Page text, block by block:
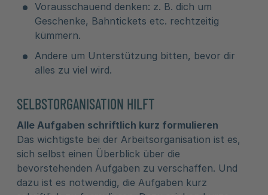
Vorausschauend denken: z. B. dich um
Geschenke, Bahntickets etc. rechtzeitig
kümmern.
Andere um Unterstützung bitten, bevor dir
alles zu viel wird.
SELBSTORGANISATION HILFT
Alle Aufgaben schriftlich kurz formulieren
Das wichtigste bei der Arbeitsorganisation ist es,
sich selbst einen Überblick über die
bevorstehenden Aufgaben zu verschaffen. Und
dazu ist es notwendig, die Aufgaben kurz